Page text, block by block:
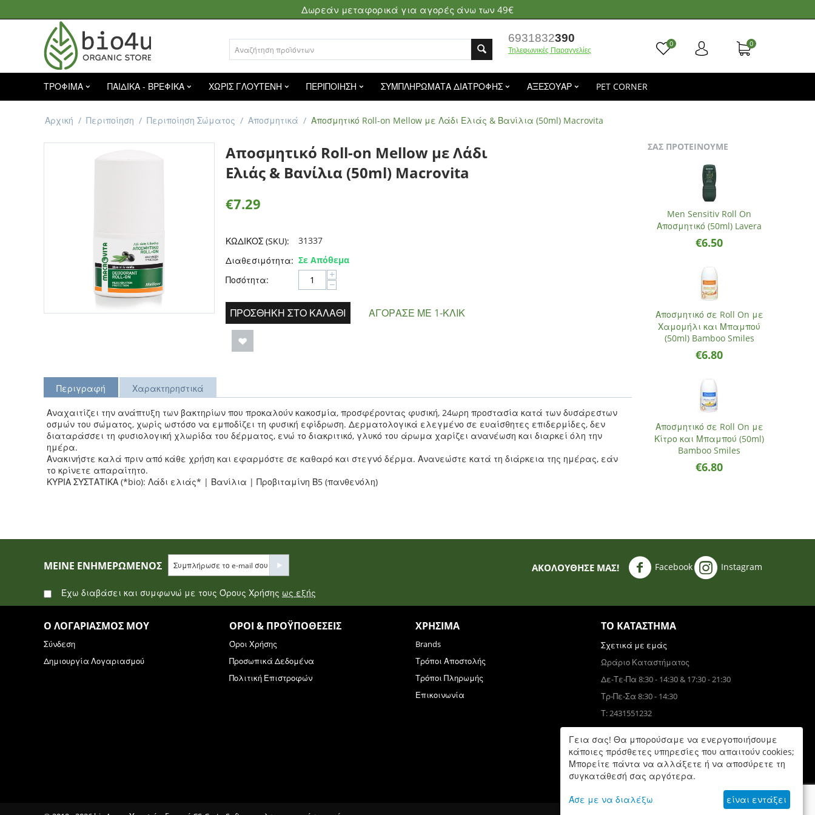
Δωρεάν μεταφορικά για αγορές άνω των 49€
6931832390
Τηλεφωνικές Παραγγελίες
0 0
ΤΡΟΦΙΜΑ ΠΑΙΔΙΚΑ - ΒΡΕΦΙΚΑ ΧΩΡΙΣ ΓΛΟΥΤΕΝΗ ΠΕΡΙΠΟΙΗΣΗ ΣΥΜΠΛΗΡΩΜΑΤΑ ΔΙΑΤΡΟΦΗΣ ΑΞΕΣΟΥΑΡ PET CORNER
Αρχική / Περιποίηση / Περιποίηση Σώματος / Αποσμητικά / Αποσμητικό Roll-on Mellow με Λάδι Ελιάς & Βανίλια (50ml) Macrovita
Αποσμητικό Roll-on Mellow με Λάδι
Ελιάς & Βανίλια (50ml) Macrovita
€7.29
ΚΩΔΙΚΟΣ (SKU):
31337
Διαθεσιμότητα: Σε Απόθεμα
Ποσότητα:
+
−
ΠΡΟΣΘΉΚΗ ΣΤΟ ΚΑΛΆΘΙ ΑΓΌΡΑΣΕ ΜΕ 1-ΚΛΙΚ
Περιγραφή Χαρακτηρηστικά
Αναχαιτίζει την ανάπτυξη των βακτηρίων που προκαλούν κακοσμία, προσφέροντας φυσική, 24ωρη προστασία κατά των δυσάρεστων
οσμών του σώματος, χωρίς ωστόσο να εμποδίζει τη φυσική εφίδρωση. Δερματολογικά ελεγμένο σε ευαίσθητες επιδερμίδες, δεν
διαταράσσει τη φυσιολογική χλωρίδα του δέρματος, ενώ το διακριτικό, γλυκό του άρωμα χαρίζει ανανέωση και διαρκεί όλη την
ημέρα.
Ανακινήστε καλά πριν από κάθε χρήση και εφαρμόστε σε καθαρό και στεγνό δέρμα. Ανανεώστε κατά τη διάρκεια της ημέρας, εάν
το κρίνετε απαραίτητο.
ΚΥΡΙΑ ΣΥΣΤΑΤΙΚΑ (*bio): Λάδι ελιάς* | Βανίλια | Προβιταμίνη Β5 (πανθενόλη)
ΣΑΣ ΠΡΟΤΕΙΝΟΥΜΕ
Men Sensitiv Roll On
Αποσμητικό (50ml) Lavera
€6.50
Αποσμητικό σε Roll On με
Χαμομήλι και Μπαμπού
(50ml) Bamboo Smiles
€6.80
Αποσμητικό σε Roll On με
Κίτρο και Μπαμπού (50ml)
Bamboo Smiles
€6.80
ΜΕΊΝΕ ΕΝΗΜΕΡΩΜΈΝΟΣ
Έχω διαβάσει και συμφωνώ με τους Όρους Χρήσης ως εξής
ΑΚΟΛΟΥΘΗΣΈ ΜΑΣ! Facebook Instagram
Ο ΛΟΓΑΡΙΑΣΜΌΣ ΜΟΥ
Σύνδεση
Δημιουργία Λογαριασμού
ΌΡΟΙ & ΠΡΟΫΠΟΘΈΣΕΙΣ
Όροι Χρήσης
Προσωπικά Δεδομένα
Πολιτική Επιστροφών
ΧΡΉΣΙΜΑ
Brands
Τρόποι Αποστολής
Τρόποι Πληρωμής
Επικοινωνία
ΤΟ ΚΑΤΆΣΤΗΜΑ
Σχετικά με εμάς
Ωράριο Καταστήματος
Δε-Τε-Πα 8:30 - 14:30 & 17:30 - 21:30
Τρ-Πε-Σα 8:30 - 14:30
Τ: 2431551232
Τ: 6931832390
Δε-Πα 9:00 - 17:00
Γεια σας! Θα μπορούσαμε να ενεργοποιήσουμε
κάποιες πρόσθετες υπηρεσίες που απαιτούν cookies;
Μπορείτε πάντα να αλλάξετε ή να αποσύρετε τη
συγκατάθεσή σας αργότερα.
Άσε με να διαλέξω είναι εντάξει